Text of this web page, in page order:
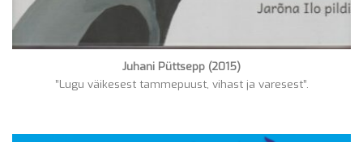
Juhani Püttsepp (2015)
”Lugu väikesest tammepuust, vihast ja varesest”.